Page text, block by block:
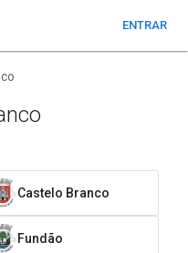
ENTRAR
Castelo Branco
Fundão